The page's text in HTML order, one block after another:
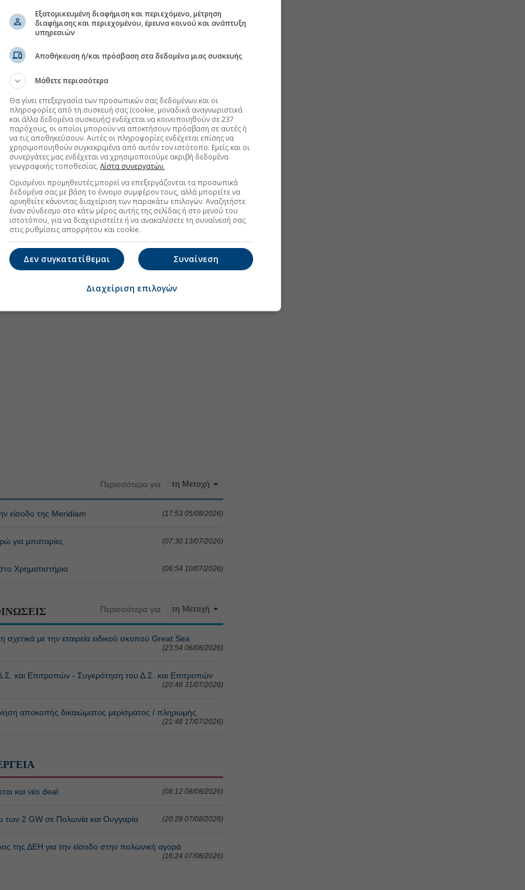
Τα telecom σχέδια της ΔΕΗ-Tips για
ΙΝΤΕΚ
GSI με την είσοδο της Meridiam
το γαλλικό fund Meridiam
τις αντοχές του ηλεκτρικού δικτύου
στο Discover
Περισσότερα για τη Μετοχή
είσοδο της Meridiam (17:53 05/08/2026)
για μπαταρίες (07:30 13/07/2026)
Χρηματιστήριο (06:54 10/07/2026)
Περισσότερα για τη Μετοχή
με την εταιρεία ειδικού σκοπού Great Sea
(23:54 06/08/2026)
Επιτροπών - Συγκρότηση του Δ.Σ. και Επιτροπών
(20:48 31/07/2026)
αποκοπής δικαιώματος μερίσματος / πληρωμής
(21:48 17/07/2026)
και νέο deal (08:12 08/08/2026)
2 GW σε Πολωνία και Ουγγαρία (20:28 07/08/2026)
της ΔΕΗ για την είσοδο στην πολωνική αγορά
(16:24 07/08/2026)
Εξατομικευμένη διαφήμιση και περιεχόμενο, μέτρηση
διαφήμισης και περιεχομένου, έρευνα κοινού και ανάπτυξη
υπηρεσιών
Αποθήκευση ή/και πρόσβαση στα δεδομένα μιας συσκευής
Μάθετε περισσότερα
Θα γίνει επεξεργασία των προσωπικών σας δεδομένων και οι
πληροφορίες από τη συσκευή σας (cookie, μοναδικά αναγνωριστικά
και άλλα δεδομένα συσκευής) ενδέχεται να κοινοποιηθούν σε 237
παρόχους, οι οποίοι μπορούν να αποκτήσουν πρόσβαση σε αυτές ή
να τις αποθηκεύσουν. Αυτές οι πληροφορίες ενδέχεται επίσης να
χρησιμοποιηθούν συγκεκριμένα από αυτόν τον ιστότοπο. Εμείς και οι
συνεργάτες μας ενδέχεται να χρησιμοποιούμε ακριβή δεδομένα
γεωγραφικής τοποθεσίας. Λίστα συνεργατών.
Ορισμένοι προμηθευτές μπορεί να επεξεργάζονται τα προσωπικά
δεδομένα σας με βάση το έννομο συμφέρον τους, αλλά μπορείτε να
αρνηθείτε κάνοντας διαχείριση των παρακάτω επιλογών. Αναζητήστε
έναν σύνδεσμο στο κάτω μέρος αυτής της σελίδας ή στο μενού του
ιστοτόπου, για να διαχειριστείτε ή να ανακαλέσετε τη συναίνεσή σας
στις ρυθμίσεις απορρήτου και cookie.
Συναίνεση
Δεν συγκατατίθεμαι
Διαχείριση επιλογών